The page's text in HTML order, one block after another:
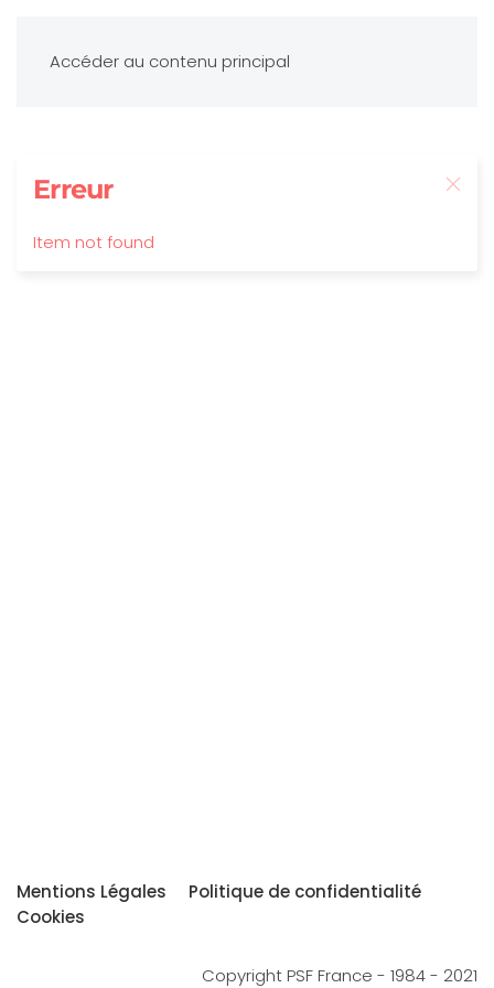
Accéder au contenu principal
Erreur
Item not found
Mentions Légales
Politique de confidentialité
Cookies
Copyright PSF France - 1984 - 2021